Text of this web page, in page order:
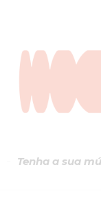
Tenha a sua